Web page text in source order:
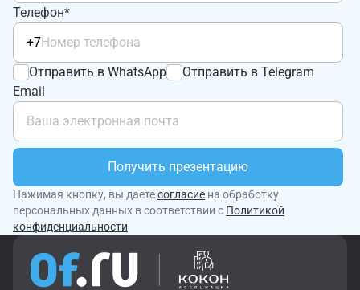
Телефон*
+7
Отправить в WhatsApp
Отправить в Telegram
Email
Получить презентацию
Нажимая кнопку, вы даетесогласие на обработку
персональных данных в соответствии с Политикой
конфиденциальности